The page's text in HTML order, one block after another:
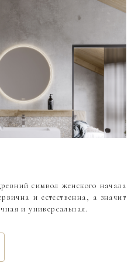
символ женского начала
и естественна, а значит
и универсальная.